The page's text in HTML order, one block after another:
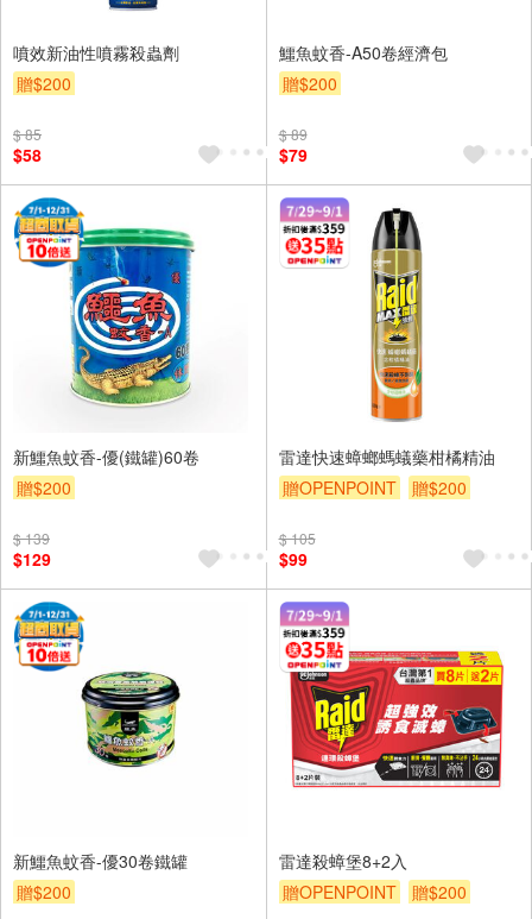
噴效新油性噴霧殺蟲劑
贈$200
$ 85
$58
鱷魚蚊香-A50卷經濟包
贈$200
$ 89
$79
新鱷魚蚊香-優(鐵罐)60卷
贈$200
$ 139
$129
雷達快速蟑螂螞蟻藥柑橘精油
贈OPENPOINT
贈$200
$ 105
$99
新鱷魚蚊香-優30卷鐵罐
贈$200
雷達殺蟑堡8+2入
贈OPENPOINT
贈$200